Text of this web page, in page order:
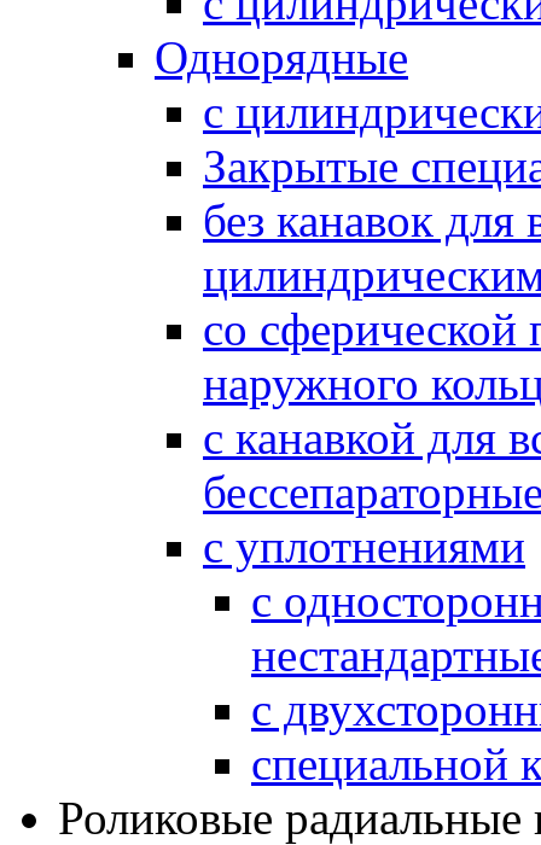
Однорядные
с
Закрытые
без канавок для
со сферической
наружного
с канавкой для
с уплотнениями
с
с
специальной
Роликовые